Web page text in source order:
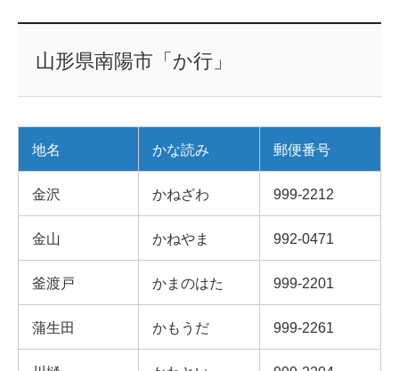
山形県南陽市「か行」
地名 かな読み 郵便番号
金沢 かねざわ 999-2212
金山 かねやま 992-0471
釜渡戸 かまのはた 999-2201
蒲生田 かもうだ 999-2261